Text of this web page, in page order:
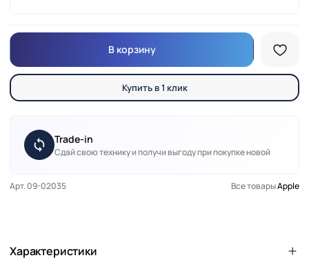
В корзину
Купить в 1 клик
Trade-in
Сдай свою технику и получи выгоду при покупке новой
Арт. 09-02035 Все товарыApple
Характеристики